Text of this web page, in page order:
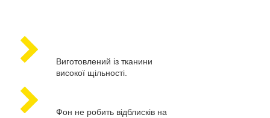
Виготовлений із тканини
високої щільності.
Фон не робить відблисків на